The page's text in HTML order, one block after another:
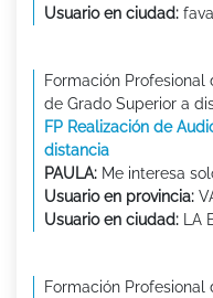
Usuario en ciudad:
Formación
de Grado Superior a
FP Realización de
distancia
PAULA: Me interesa
Usuario en provincia:
Usuario en ciudad: LA
Formación